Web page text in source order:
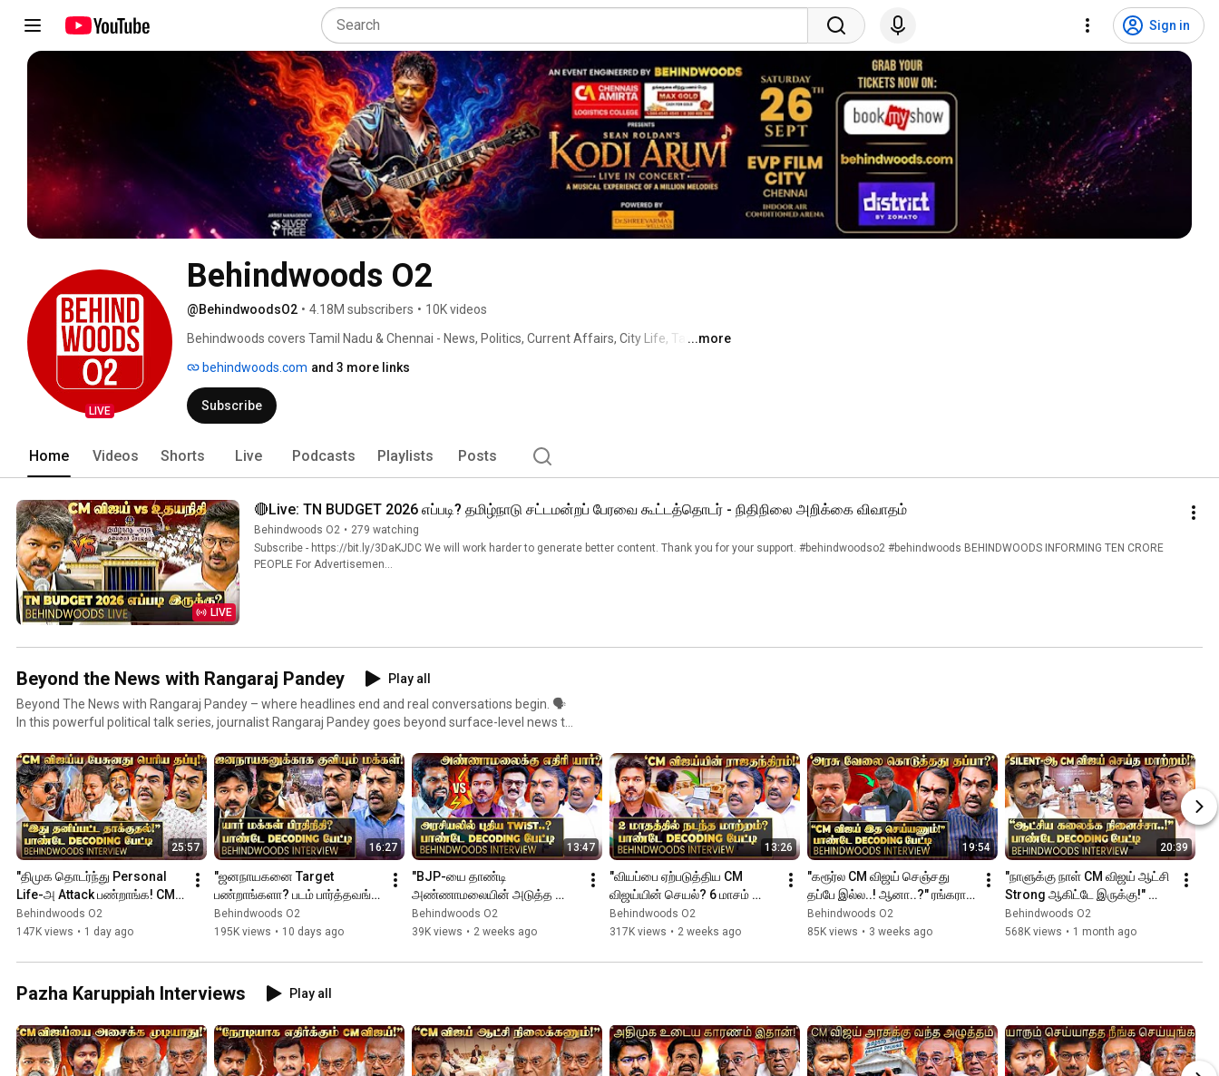
Sign in
LIVE
Behindwoods O2
@BehindwoodsO2 • 4.18M subscribers • 10K videos
Behindwoods covers Tamil Nadu & Chennai - News, Politics, Current Affairs, City Life, Tamil
Awareness. Behindwoods is the most popular online media organization in Tamil Nadu, trusted
for its highest standards of ethics and quality for the past fourteen years.
...more
behindwoods.com and 3 more links
Subscribe
Home Videos Shorts Live Podcasts Playlists Posts
LIVE
🔴Live: TN BUDGET 2026 எப்படி? தமிழ்நாடு சட்டமன்றப் பேரவை கூட்டத்தொடர் - நிதிநிலை அறிக்கை விவாதம்
Behindwoods O2 • 279 watching
Subscribe - https://bit.ly/3DaKJDC We will work harder to generate better content. Thank you for your support. #behindwoodso2 #behindwoods BEHINDWOODS INFORMING TEN CRORE
PEOPLE For Advertisemen...
Beyond the News with Rangaraj Pandey
Play all
Beyond The News with Rangaraj Pandey – where headlines end and real conversations begin. 🗣️
In this powerful political talk series, journalist Rangaraj Pandey goes beyond surface-level news to
Pandey speaks with top leaders, strategists, and thinkers shaping India’s political landscape. From
policy debates to personal journeys, every episode uncovers the mind behind the message —
bringing clarity, context, and courage back to political conversations. 🎥 Watch insightful, fearless,
and thought-provoking interviews every week. 👉 Because understanding politics should go
beyond the noise.
25:57
"திமுக தொடர்ந்து Personal
Life-அ Attack பண்றாங்க! CM-
ஐ அப்படி பேசலாமா!" பாண்டே
பேட்டி
Behindwoods O2
147K views • 1 day ago
16:27
"ஜனநாயகனை Target
பண்றாங்களா? படம் பார்த்தவங்க
மக்கள் இல்லையா?" பாண்டே
பேட்டி
Behindwoods O2
195K views • 10 days ago
13:47
"BJP-யை தாண்டி
அண்ணாமலையின் அடுத்த
Move...!" யாருக்கு ஆபத்து?
பாண்டே Decoding பேட்டி
Behindwoods O2
39K views • 2 weeks ago
13:26
"வியப்பை ஏற்படுத்திய CM
விஜய்யின் செயல்? 6 மாசம்
பொறுத்து பாருங்க!" பாண்டே
Decoding பேட்டி
Behindwoods O2
317K views • 2 weeks ago
19:54
"கரூர்ல CM விஜய் செஞ்சது
தப்பே இல்ல..! ஆனா..?" ரங்கராஜ்
பாண்டே Decoding பேட்டி
Behindwoods O2
85K views • 3 weeks ago
20:39
"நாளுக்கு நாள் CM விஜய் ஆட்சி
Strong ஆகிட்டே இருக்கு!"
பாண்டே Decoding பேட்டி
Behindwoods O2
568K views • 1 month ago
Pazha Karuppiah Interviews Play all